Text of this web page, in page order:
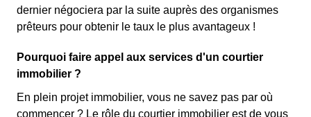
dernier négociera par la suite auprès des organismes
prêteurs pour obtenir le taux le plus avantageux !
Pourquoi faire appel aux services d'un courtier
immobilier ?
En plein projet immobilier, vous ne savez pas par où
commencer ? Le rôle du courtier immobilier est de vous